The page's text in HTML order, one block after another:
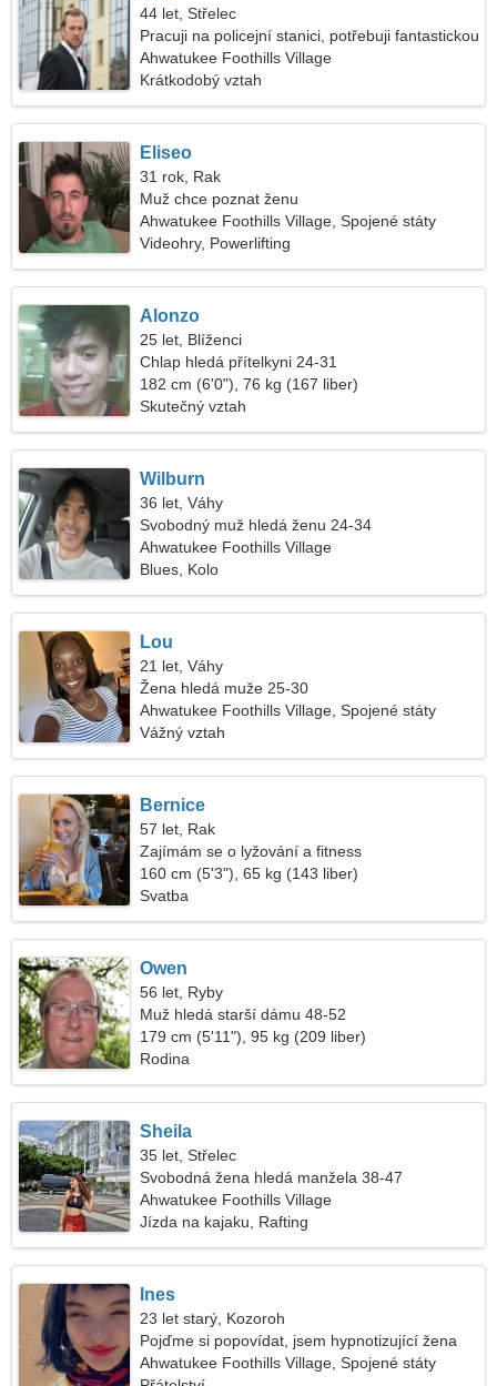
44 let, Střelec
Pracuji na policejní stanici, potřebuji fantastickou
ženu
Ahwatukee Foothills Village
Krátkodobý vztah
Eliseo
31 rok, Rak
Muž chce poznat ženu
Ahwatukee Foothills Village, Spojené státy
americké
Videohry, Powerlifting
Alonzo
25 let, Blíženci
Chlap hledá přítelkyni 24-31
182 cm (6'0"), 76 kg (167 liber)
Skutečný vztah
Wilburn
36 let, Váhy
Svobodný muž hledá ženu 24-34
Ahwatukee Foothills Village
Blues, Kolo
Lou
21 let, Váhy
Žena hledá muže 25-30
Ahwatukee Foothills Village, Spojené státy
americké
Vážný vztah
Bernice
57 let, Rak
Zajímám se o lyžování a fitness
160 cm (5'3"), 65 kg (143 liber)
Svatba
Owen
56 let, Ryby
Muž hledá starší dámu 48-52
179 cm (5'11"), 95 kg (209 liber)
Rodina
Sheila
35 let, Střelec
Svobodná žena hledá manžela 38-47
Ahwatukee Foothills Village
Jízda na kajaku, Rafting
Ines
23 let starý, Kozoroh
Pojďme si popovídat, jsem hypnotizující žena
Ahwatukee Foothills Village, Spojené státy